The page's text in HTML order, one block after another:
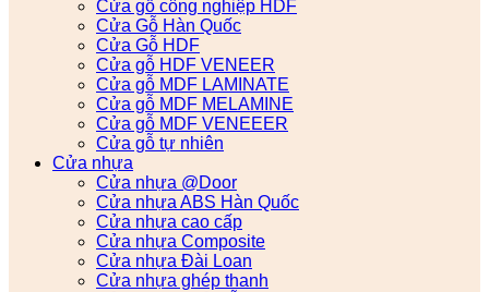
Cửa gỗ công nghiệp HDF
Cửa Gỗ Hàn Quốc
Cửa Gỗ HDF
Cửa gỗ HDF VENEER
Cửa gỗ MDF LAMINATE
Cửa gỗ MDF MELAMINE
Cửa gỗ MDF VENEEER
Cửa gỗ tự nhiên
Cửa nhựa
Cửa nhựa @Door
Cửa nhựa ABS Hàn Quốc
Cửa nhựa cao cấp
Cửa nhựa Composite
Cửa nhựa Đài Loan
Cửa nhựa ghép thanh